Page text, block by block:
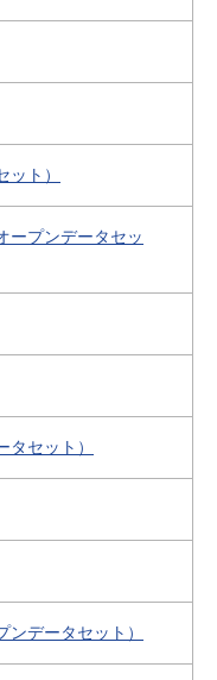
ト）
ープンデータセッ
セット）
データセット）